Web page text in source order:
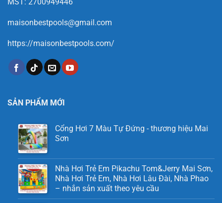
maisonbestpools@gmail.com
https://maisonbestpools.com/
SẢN PHẨM MỚI
Cổng Hơi 7 Màu Tự Đứng - thương hiệu Mai
Sơn
Nhà Hơi Trẻ Em Pikachu Tom&Jerry Mai Sơn,
Nhà Hơi Trẻ Em, Nhà Hơi Lâu Đài, Nhà Phao
– nhắn sản xuất theo yêu cầu